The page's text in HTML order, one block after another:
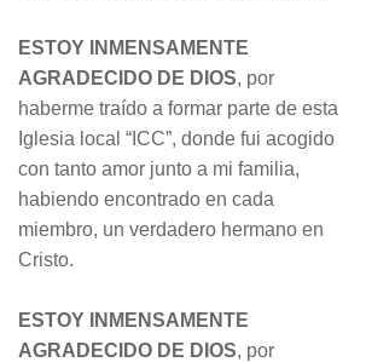
ESTOY INMENSAMENTE
AGRADECIDO DE DIOS, por
haberme traído a formar parte de esta
Iglesia local “ICC”, donde fui acogido
con tanto amor junto a mi familia,
habiendo encontrado en cada
miembro, un verdadero hermano en
Cristo.
ESTOY INMENSAMENTE
AGRADECIDO DE DIOS, por